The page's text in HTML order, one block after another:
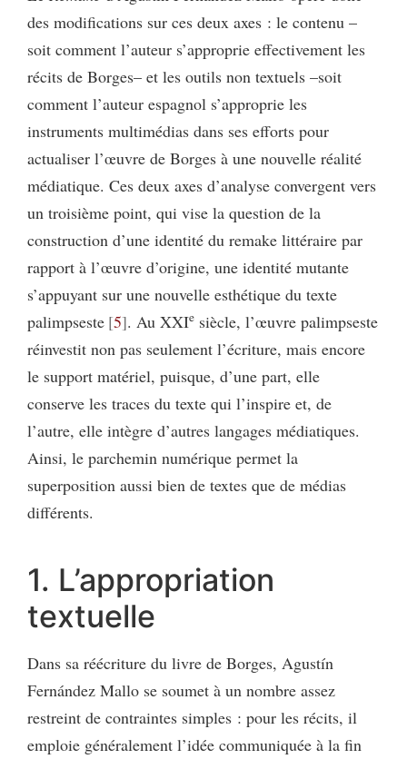
des modifications sur ces deux axes : le contenu –
soit comment l’auteur s’approprie effectivement les
récits de Borges– et les outils non textuels –soit
comment l’auteur espagnol s’approprie les
instruments multimédias dans ses efforts pour
actualiser l’œuvre de Borges à une nouvelle réalité
médiatique. Ces deux axes d’analyse convergent vers
un troisième point, qui vise la question de la
construction d’une identité du remake littéraire par
rapport à l’œuvre d’origine, une identité mutante
s’appuyant sur une nouvelle esthétique du texte
palimpseste 5 . Au XXIesiècle, l’œuvre palimpseste
réinvestit non pas seulement l’écriture, mais encore
le support matériel, puisque, d’une part, elle
conserve les traces du texte qui l’inspire et, de
l’autre, elle intègre d’autres langages médiatiques.
Ainsi, le parchemin numérique permet la
superposition aussi bien de textes que de médias
différents.
1. L’appropriation
textuelle
Dans sa réécriture du livre de Borges, Agustín
Fernández Mallo se soumet à un nombre assez
restreint de contraintes simples : pour les récits, il
emploie généralement l’idée communiquée à la fin